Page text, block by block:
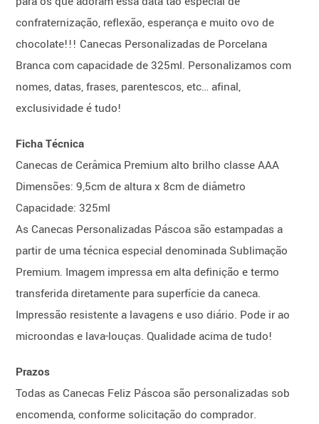
confraternização, reflexão, esperança e muito ovo de
chocolate!!! Canecas Personalizadas de Porcelana
Branca com capacidade de 325ml. Personalizamos com
nomes, datas, frases, parentescos, etc… afinal,
exclusividade é tudo!
Ficha Técnica
Canecas de Cerâmica Premium alto brilho classe AAA
Dimensões: 9,5cm de altura x 8cm de diâmetro
Capacidade: 325ml
As Canecas Personalizadas Páscoa são estampadas a
partir de uma técnica especial denominada Sublimação
Premium. Imagem impressa em alta definição e termo
transferida diretamente para superfície da caneca.
Impressão resistente a lavagens e uso diário. Pode ir ao
microondas e lava-louças. Qualidade acima de tudo!
Prazos
Todas as Canecas Feliz Páscoa são personalizadas sob
encomenda, conforme solicitação do comprador.